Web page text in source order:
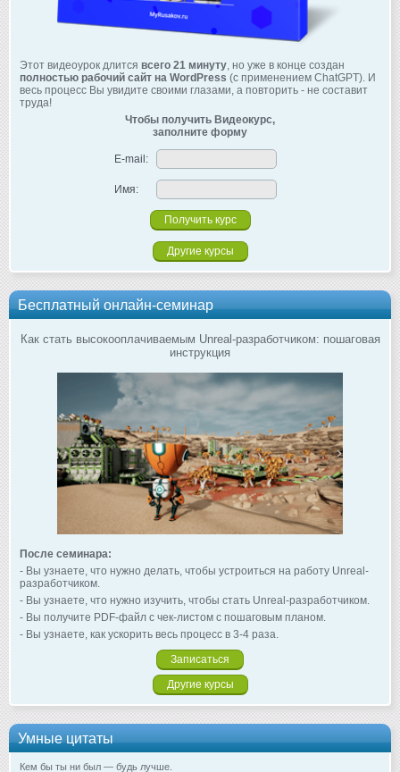
Этот видеоурок длится всего 21 минуту, но уже в конце создан
полностью рабочий сайт на WordPress (с применением ChatGPT). И
весь процесс Вы увидите своими глазами, а повторить - не составит
труда!
Чтобы получить Видеокурс,
заполните форму
E-mail:
Имя:
Другие курсы
Бесплатный онлайн-семинар
Как стать высокооплачиваемым Unreal-разработчиком: пошаговая
инструкция
После семинара:
- Вы узнаете, что нужно делать, чтобы устроиться на работу Unreal-
разработчиком.
- Вы узнаете, что нужно изучить, чтобы стать Unreal-разработчиком.
- Вы получите PDF-файл с чек-листом с пошаговым планом.
- Вы узнаете, как ускорить весь процесс в 3-4 раза.
Записаться
Другие курсы
Умные цитаты
Кем бы ты ни был — будь лучше.